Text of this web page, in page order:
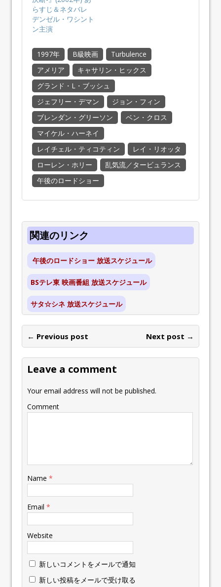
らすじ＆ネタバレ
デンゼル・ワシント
ン主演
1997年 B級映画
Turbulence
アメリア
キャサリン・ヒックス
グランド・L・ブッシュ
ジェフリー・デマン
ジョン・フィン
ブレンダン・グリーソン
ベン・クロス
マイケル・ハーネイ
レイチェル・ティコティン
レイ・リオッタ
ローレン・ホリー
乱気流／タービュランス
午後のロードショー
関連のリンク
午後のロードショー 放送スケジュール
BSテレ東 映画番組 放送スケジュール
サタ☆シネ 放送スケジュール
← Previous post Next post →
Leave a comment
Your email address will not be published.
Comment
Name *
Email *
Website
新しいコメントをメールで通知
新しい投稿をメールで受け取る